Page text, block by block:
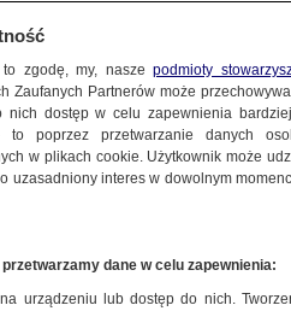
to zgodę, my, naszepodmioty
Zaufanych Partnerów może
nich dostęp w celu zapewnienia
to poprzez przetwarzanie danych
w plikach cookie. Użytkownik może
uzasadniony interes w dowolnym
dane w celu zapewnienia:
urządzeniu lub dostęp do nich.